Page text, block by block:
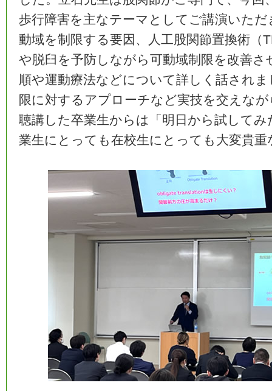
歩行障害を主なテーマとしてご講演いた
動域を制限する要因、人工股関節置換術（
や脱臼を予防しながら可動域制限を改善さ
順や運動療法などについて詳しく話され
限に対するアプローチなど実技を交えな
聴講した卒業生からは「明日から試して
業生にとっても在校生にとっても大変貴重